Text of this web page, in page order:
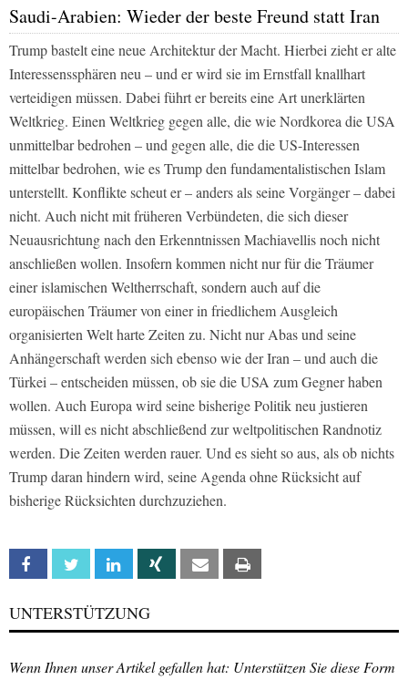
Saudi-Arabien: Wieder der beste Freund statt Iran
Trump bastelt eine neue Architektur der Macht. Hierbei zieht er alte
Interessenssphären neu – und er wird sie im Ernstfall knallhart
verteidigen müssen. Dabei führt er bereits eine Art unerklärten
Weltkrieg. Einen Weltkrieg gegen alle, die wie Nordkorea die USA
unmittelbar bedrohen – und gegen alle, die die US-Interessen
mittelbar bedrohen, wie es Trump den fundamentalistischen Islam
unterstellt. Konflikte scheut er – anders als seine Vorgänger – dabei
nicht. Auch nicht mit früheren Verbündeten, die sich dieser
Neuausrichtung nach den Erkenntnissen Machiavellis noch nicht
anschließen wollen. Insofern kommen nicht nur für die Träumer
einer islamischen Weltherrschaft, sondern auch auf die
europäischen Träumer von einer in friedlichem Ausgleich
organisierten Welt harte Zeiten zu. Nicht nur Abas und seine
Anhängerschaft werden sich ebenso wie der Iran – und auch die
Türkei – entscheiden müssen, ob sie die USA zum Gegner haben
wollen. Auch Europa wird seine bisherige Politik neu justieren
müssen, will es nicht abschließend zur weltpolitischen Randnotiz
werden. Die Zeiten werden rauer. Und es sieht so aus, als ob nichts
Trump daran hindern wird, seine Agenda ohne Rücksicht auf
bisherige Rücksichten durchzuziehen.
Facebook Twitter Linkedin Xing Email
UNTERSTÜTZUNG
Wenn Ihnen unser Artikel gefallen hat: Unterstützen Sie diese Form